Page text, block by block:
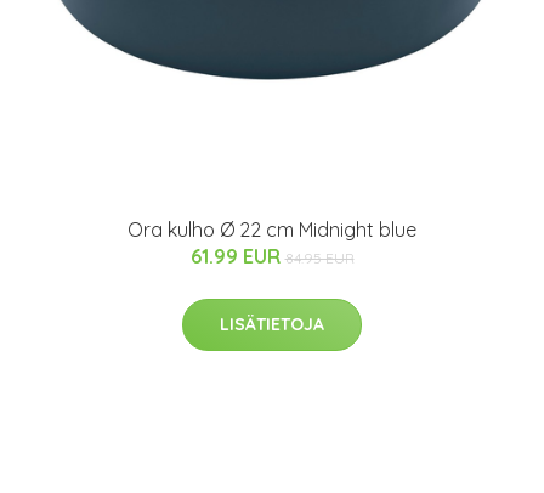
Ora kulho Ø 22 cm Midnight blue
61.99 EUR 84.95 EUR
LISÄTIETOJA